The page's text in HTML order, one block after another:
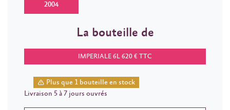
2004
La bouteille de
IMPERIALE 6L 620 € TTC
Plus que 1 bouteille en stock
Livraison 5 à 7 jours ouvrés